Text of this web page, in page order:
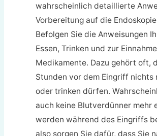
wahrscheinlich detaillierte
Vorbereitung auf die
Befolgen Sie die Anweisungen
Essen, Trinken und zur
Medikamente. Dazu gehört oft,
Stunden vor dem Eingriff nichts
oder trinken dürfen.
auch keine Blutverdünner mehr
werden während des Eingriffs
also sorgen Sie dafür, dass Sie